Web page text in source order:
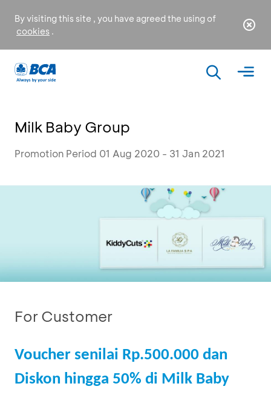
By visiting this site , you have agreed the using of
cookies .
Milk Baby Group
Promotion Period 01 Aug 2020 - 31 Jan 2021
For Customer
Voucher senilai Rp.500.000 dan
Diskon hingga 50% di Milk Baby